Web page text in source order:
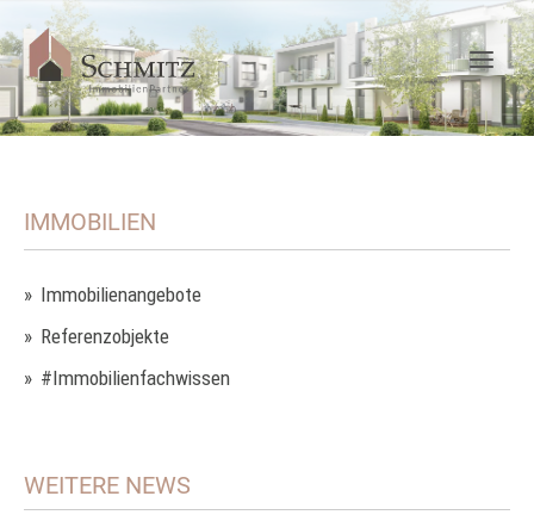
IMMOBILIEN
Immobilienangebote
Referenzobjekte
#Immobilienfachwissen
WEITERE NEWS